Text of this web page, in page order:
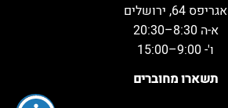
אגריפס 64, ירושלים
א-ה 8:30–20:30
ו'- 9:00–15:00
תשארו מחוברים